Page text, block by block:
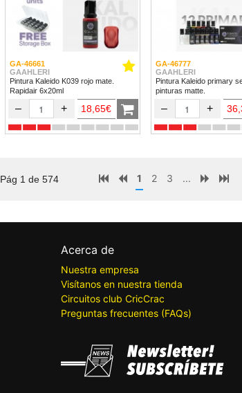
GA-46661
GAAHLERI
Pintura Kaleido K039 rojo mate.
Rapidair 6x20ml
– + 18,65€
GA-46777
GAAHLERI
Pintura Kaleido primary
pinturas matte.
– +
Pág 1 de 574 1 2 3 ...
Acerca de
Nuestra empresa
Visítanos en nuestra tienda
Circuitos club CricCrac
Preguntas frecuentes (FAQs)